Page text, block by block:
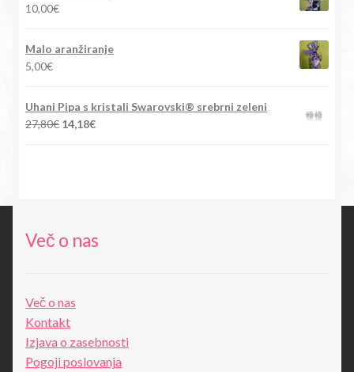
10,00€
Malo aranžiranje
5,00€
Uhani Pipa s kristali Swarovski® srebrni zeleni
27,80€ Izvirna
14,18€Trenutna
Več o nas
Več o nas
Kontakt
Izjava o zasebnosti
Pogoji poslovanja